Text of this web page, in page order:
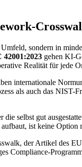
sondern in
42001:2023 gehen KI-
Realität für jede
internationale
als auch das
selbst gut
ist keine Option
der Artikel des
Compliance-